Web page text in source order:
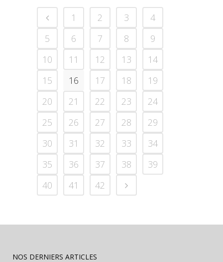
1 2 3
4
5
6 7 8
9
10
11 12 13
14
15
16 17 18
19
20
21 22 23
24
25
26 27 28
29
30
31 32 33
34
35
36 37 38
39
40
41 42
NOS DERNIERS ARTICLES